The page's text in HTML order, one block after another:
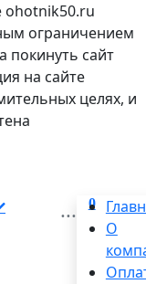
ohotnik50.ru
ограничением
покинуть сайт
на сайте
целях, и
0
...
О